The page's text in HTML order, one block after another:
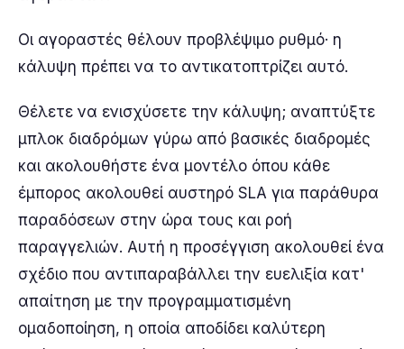
Οι αγοραστές θέλουν προβλέψιμο ρυθμό· η
κάλυψη πρέπει να το αντικατοπτρίζει αυτό.
Θέλετε να ενισχύσετε την κάλυψη; αναπτύξτε
μπλοκ διαδρόμων γύρω από βασικές διαδρομές
και ακολουθήστε ένα μοντέλο όπου κάθε
έμπορος ακολουθεί αυστηρό SLA για παράθυρα
παραδόσεων στην ώρα τους και ροή
παραγγελιών. Αυτή η προσέγγιση ακολουθεί ένα
σχέδιο που αντιπαραβάλλει την ευελιξία κατ'
απαίτηση με την προγραμματισμένη
ομαδοποίηση, η οποία αποδίδει καλύτερη